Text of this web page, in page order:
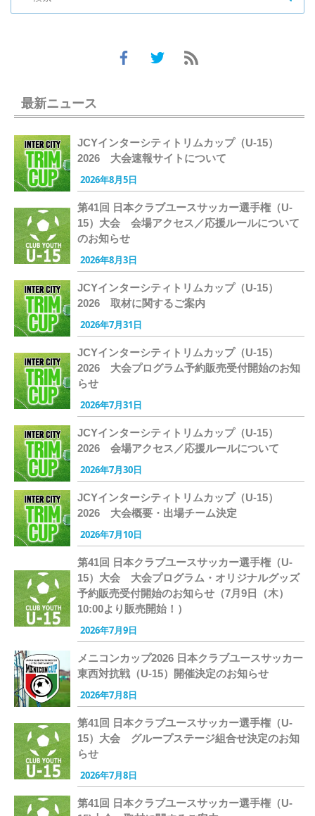
最新ニュース
JCYインターシティトリムカップ（U-15）
2026 大会速報サイトについて
2026年8月5日
第41回 日本クラブユースサッカー選手権（U-
15）大会 会場アクセス／応援ルールについて
のお知らせ
2026年8月3日
JCYインターシティトリムカップ（U-15）
2026 取材に関するご案内
2026年7月31日
JCYインターシティトリムカップ（U-15）
2026 大会プログラム予約販売受付開始のお知
らせ
2026年7月31日
JCYインターシティトリムカップ（U-15）
2026 会場アクセス／応援ルールについて
2026年7月30日
JCYインターシティトリムカップ（U-15）
2026 大会概要・出場チーム決定
2026年7月10日
第41回 日本クラブユースサッカー選手権（U-
15）大会 大会プログラム・オリジナルグッズ
予約販売受付開始のお知らせ（7月9日（木）
10:00より販売開始！）
2026年7月9日
メニコンカップ2026 日本クラブユースサッカー
東西対抗戦（U-15）開催決定のお知らせ
2026年7月8日
第41回 日本クラブユースサッカー選手権（U-
15）大会 グループステージ組合せ決定のお知
らせ
2026年7月8日
第41回 日本クラブユースサッカー選手権（U-